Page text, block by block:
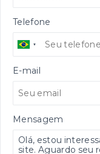
Telefone
E-mail
Mensagem